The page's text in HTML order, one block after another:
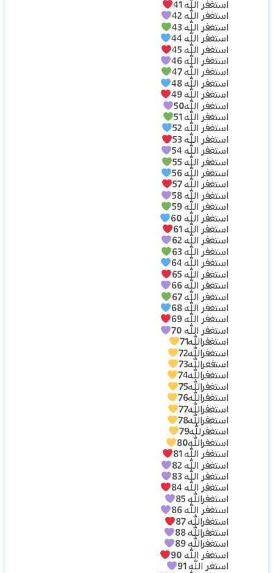
استغفر الله 41
استغفر الله 42
استغفر الله 43
استغفر الله 44
استغفر الله 45
استغفر الله 46
استغفر الله 47
استغفر الله 48
استغفر الله 49
استغفر الله50
استغفر الله 51
استغفر الله 52
استغفر الله 53
استغفر الله 54
استغفر الله 55
استغفر الله 56
استغفر الله 57
استغفر الله 58
استغفر الله 59
استغفر الله 60
استغفر الله 61
استغفر الله 62
استغفر الله 63
استغفر الله 64
استغفر الله 65
استغفر الله 66
استغفر الله 67
استغفر الله 68
استغفر الله 69
استغفر الله 70
استغفرالله71
استغفرالله72
استفغرالله73
استغفرالله74
استغفرالله75
استغفرالله76
استغفرالله77
استغفرالله78
استغفرلله79
استغفرالله80
استغفر الله 81
استغفر الله 82
استغفر الله 83
استغفر الله 84
استغفرالله 85
استغفر الله 86
استغفرالله 87
استغفرالله 88
استغفرالله 89
استغفر الله 90
استغر الله 91